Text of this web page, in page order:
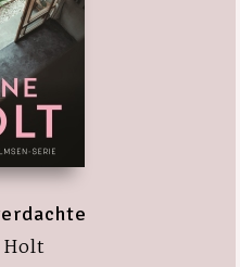
Holt